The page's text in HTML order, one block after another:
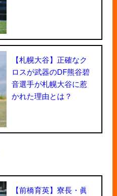
【札幌大谷】正確なク
ロスが武器のDF熊谷碧
音選手が札幌大谷に惹
かれた理由とは？
【前橋育英】寮長・眞